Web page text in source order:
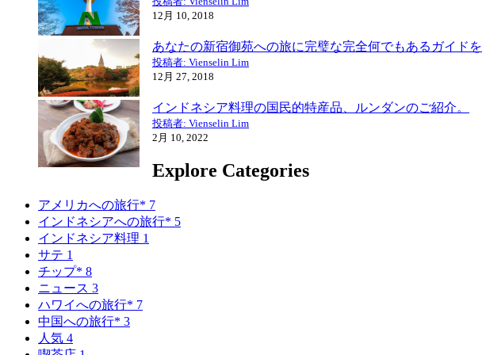
12月 10, 2018
あなたの新宿御苑への旅に完璧な完全何でもあるガイドを
投稿者: Vienselin Lim
12月 27, 2018
インドネシア料理の国民的特産品、ルンダンのご紹介。
投稿者: Vienselin Lim
2月 10, 2022
Explore Categories
アメリカへの旅行* 7
インドネシアへの旅行* 5
インドネシア料理 1
サテ 1
チップ* 8
ニュース 3
ハワイへの旅行* 7
中国への旅行* 3
人気 4